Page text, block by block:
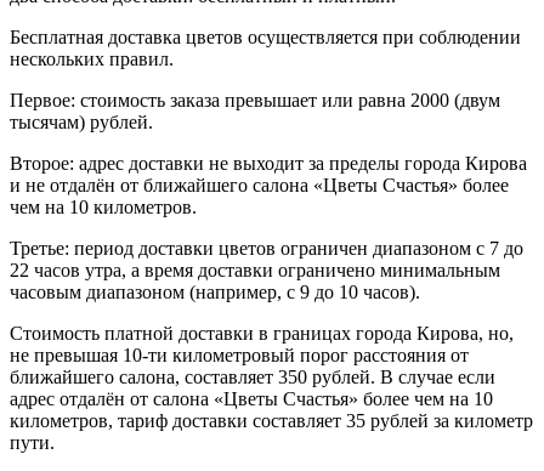
Бесплатная доставка цветов осуществляется при соблюдении
нескольких правил.
Первое: стоимость заказа превышает или равна 2000 (двум
тысячам) рублей.
Второе: адрес доставки не выходит за пределы города Кирова
и не отдалён от ближайшего салона «Цветы Счастья» более
чем на 10 километров.
Третье: период доставки цветов ограничен диапазоном с 7 до
22 часов утра, а время доставки ограничено минимальным
часовым диапазоном (например, с 9 до 10 часов).
Стоимость платной доставки в границах города Кирова, но,
не превышая 10-ти километровый порог расстояния от
ближайшего салона, составляет 350 рублей. В случае если
адрес отдалён от салона «Цветы Счастья» более чем на 10
километров, тариф доставки составляет 35 рублей за километр
пути.